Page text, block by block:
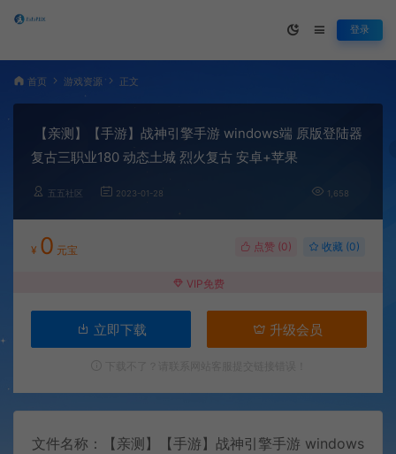
登录
首页 游戏资源 正文
【亲测】【手游】战神引擎手游 windows端 原版登陆器
复古三职业180 动态土城 烈火复古 安卓+苹果
五五社区 2023-01-28 1,658
¥ 0 元宝 点赞 (0) 收藏 (0)
VIP免费
立即下载 升级会员
文件名称：【亲测】【手游】战神引擎手游 windows